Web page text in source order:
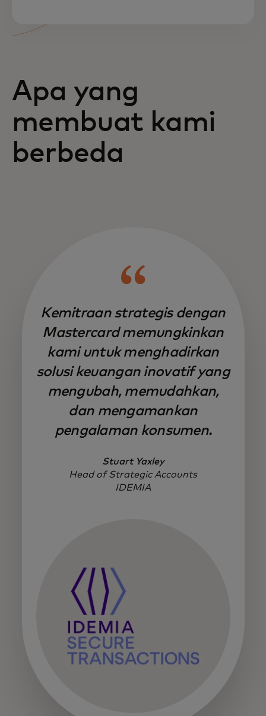
Apa yang
membuat kami
berbeda
Kemitraan strategis dengan
Mastercard memungkinkan
kami untuk menghadirkan
solusi keuangan inovatif yang
mengubah, memudahkan,
dan mengamankan
pengalaman konsumen.
Stuart Yaxley
Head of Strategic Accounts
IDEMIA